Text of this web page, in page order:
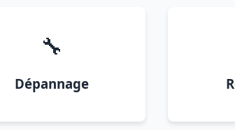
🔧
Dépannage